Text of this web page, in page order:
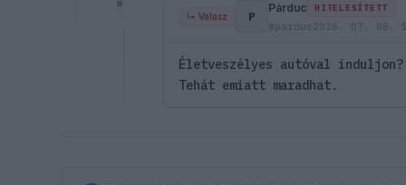
↳ Válasz P
Párduc HITELESÍTETT
@parduc 2026. 07. 08.
Életveszélyes autóval
Tehát emiatt maradhat.